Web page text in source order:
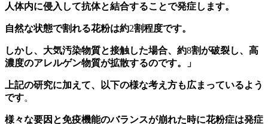
人体内に侵入して抗体と結合することで発症します。
自然な状態で割れる花粉は約2割程度です。
しかし、大気汚染物質と接触した場合、約8割が破裂し、高
濃度のアレルゲン物質が拡散するのです。」
上記の研究に加えて、以下の様な考え方も広まっているよう
です。
様々な要因と免疫機能のバランスが崩れた時に花粉症は発症